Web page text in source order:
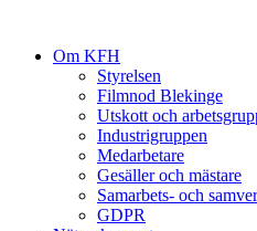
Om KFH
Styrelsen
Filmnod Blekinge
Utskott och
Industrigruppen
Medarbetare
Gesäller och mästare
Samarbets- och
GDPR